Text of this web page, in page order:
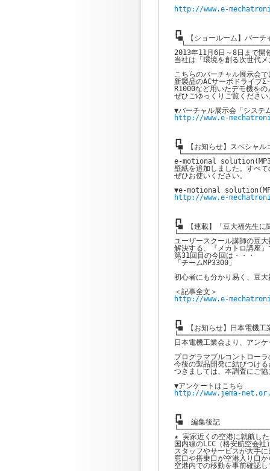
http://www.e-
┏┓
┗■ 【ショールーム】バーチ
2013年11月6日～8日まで開
当社は「環境を創る次世代
こちらのバーチャル展示会
新製品のACサーボドライブ
R1000など用いたデモ機を
ぜひごゆっくりご覧ください
http://www.e-
┏┓
┗■ 【お知らせ】スペシャル
e-motional
壁紙を追加しました。すべ
ぜひお使いください。
http://www.e-
┏┓
┗■ 【連載】「豆大福先生に
ユーザースクール講師の豆
解決する、『メカトロ講座』
第31回目の今回は・・・
「チームMP3300」
初心者にも分かり易く、豆
┏┓
┗■ 【お知らせ】日本電機工
日本電機工業会より、アン
プログラマブルコントロー
今後の製品開発に結びつけ
つきましては、本調査にご
http://www.jema-
┏┓
┗■  編集後記
★ 実家近くの空港に就航し
国内線のLCC（格安航空会
スタッフやサービスが大手
窓口や搭乗口が空港入り口
空港内での移動を事前確認